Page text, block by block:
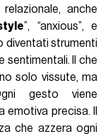
anche
”, “anxious”, e
diventati strumenti
sentimentali. Il che
solo vissute, ma
gesto viene
precisa. Il
che azzera ogni